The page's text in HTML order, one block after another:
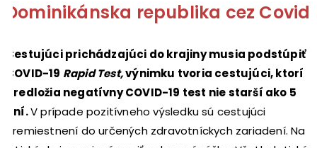
Dominikánska republika cez Covid
Cestujúci prichádzajúci do krajiny musia podstúpiť
COVID-19 Rapid Test,výnimku tvoria cestujúci, ktorí
predložia negatívny COVID-19 test nie starší ako 5
dní.V prípade pozitívneho výsledku sú cestujúci
premiestnení do určených zdravotníckych zariadení. Na